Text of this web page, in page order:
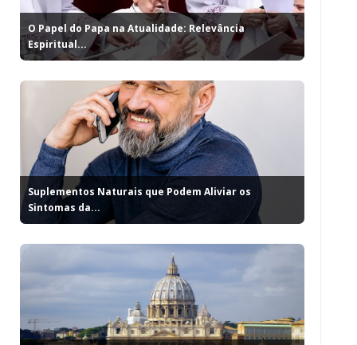
O Papel do Papa na Atualidade: Relevância
Espiritual...
Suplementos Naturais que Podem Aliviar os
Sintomas da...